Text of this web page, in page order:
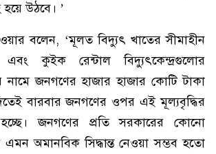
হয়ে উঠবে। ’
বলেন, ‘মূলত বিদ্যুৎ খাতের সীমাহীন
কুইক রেন্টাল বিদ্যুৎকেন্দ্রগুলোর
নামে জনগণের হাজার হাজার কোটি টাকা
বারবার জনগণের ওপর এই মূল্যবৃদ্ধির
জনগণের প্রতি সরকারের কোনো
এমন অমানবিক সিদ্ধান্ত নেওয়া সম্ভব হতো